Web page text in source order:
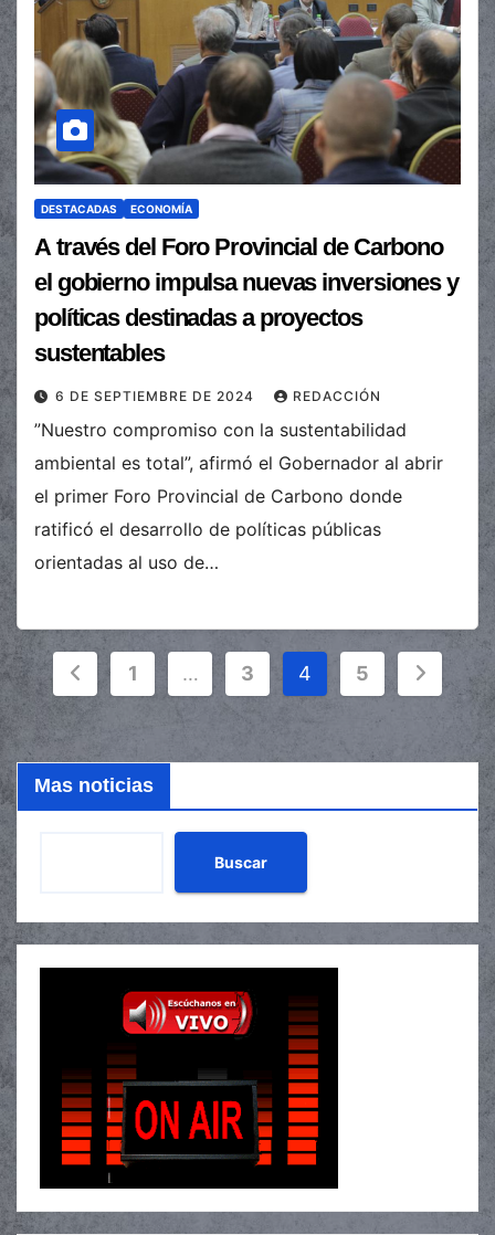
DESTACADAS ECONOMÍA
A través del Foro Provincial de Carbono
el gobierno impulsa nuevas inversiones y
políticas destinadas a proyectos
sustentables
6 DE SEPTIEMBRE DE 2024 REDACCIÓN
”Nuestro compromiso con la sustentabilidad
ambiental es total”, afirmó el Gobernador al abrir
el primer Foro Provincial de Carbono donde
ratificó el desarrollo de políticas públicas
orientadas al uso de…
Paginación
de
entradas
1 … 3 4 5
Mas noticias
Buscar